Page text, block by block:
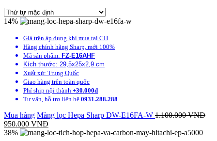
14%
Giá trên áp dụng khi mua tại CH
Hàng chính hãng Sharp, mới 100%
Mã sản phẩm: FZ-E16AHF
Kích thước: 29,5x25x2,9 cm
Xuất xứ: Trung Quốc
Giao hàng trên toàn quốc
Phí ship nội thành +30.000đ
Tư vấn, hỗ trợ liên hệ 0931.288.288
Mua hàng Màng lọc Hepa Sharp DW-E16FA-W 1.100.000VNĐ
950.000 VNĐ
38%